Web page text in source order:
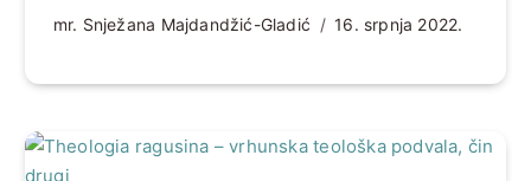
mr. Snježana Majdandžić-Gladić 16. srpnja 2022.